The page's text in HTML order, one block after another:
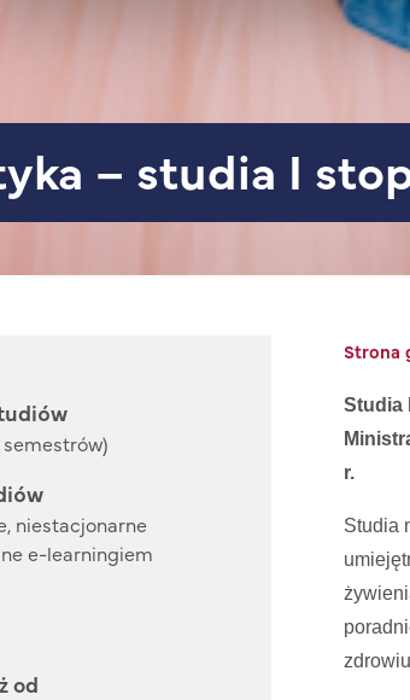
– studia I
niestacjonarne
e-learningiem
od
Strona
Studia
r.
Studia